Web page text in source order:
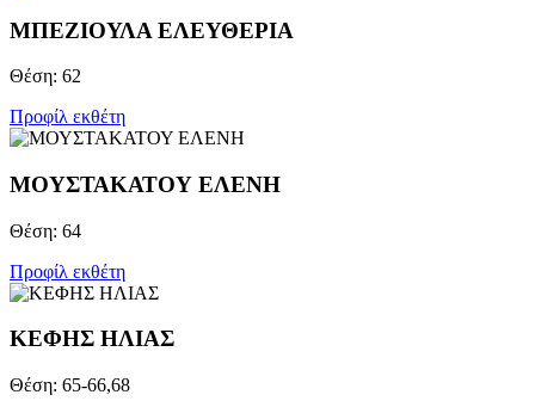
ΜΠΕΖΙΟΥΛΑ ΕΛΕΥΘΕΡΙΑ
Θέση: 62
Προφίλ εκθέτη
ΜΟΥΣΤΑΚΑΤΟΥ ΕΛΕΝΗ
Θέση: 64
Προφίλ εκθέτη
ΚΕΦΗΣ ΗΛΙΑΣ
Θέση: 65-66,68